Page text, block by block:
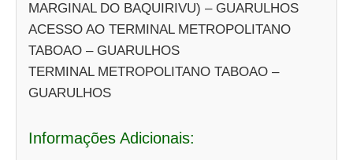
MARGINAL DO BAQUIRIVU) – GUARULHOS
ACESSO AO TERMINAL METROPOLITANO
TABOAO – GUARULHOS
TERMINAL METROPOLITANO TABOAO –
GUARULHOS
Informações Adicionais: